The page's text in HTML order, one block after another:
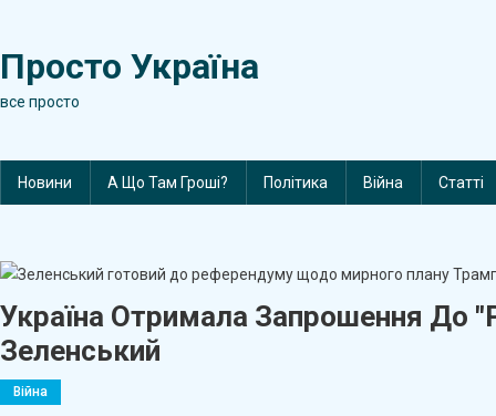
content
Просто Україна
все просто
Новини А Що Там Гроші? Політика Війна Статті
Україна Отримала Запрошення До
Зеленський
Війна